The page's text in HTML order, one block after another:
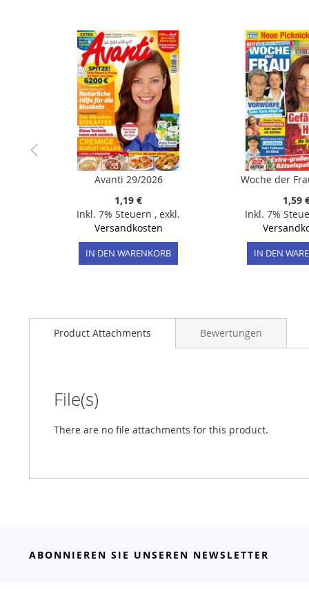
Avanti 29/2026
1,19 €
Inkl. 7% Steuern , exkl.
Versandkosten
IN DEN WARENKORB
Woche der
1,59
Inkl. 7%
IN DEN
Product Attachments
File(s)
There are no file attachments for this product.
Bewertungen
ABONNIEREN SIE UNSEREN NEWSLETTER